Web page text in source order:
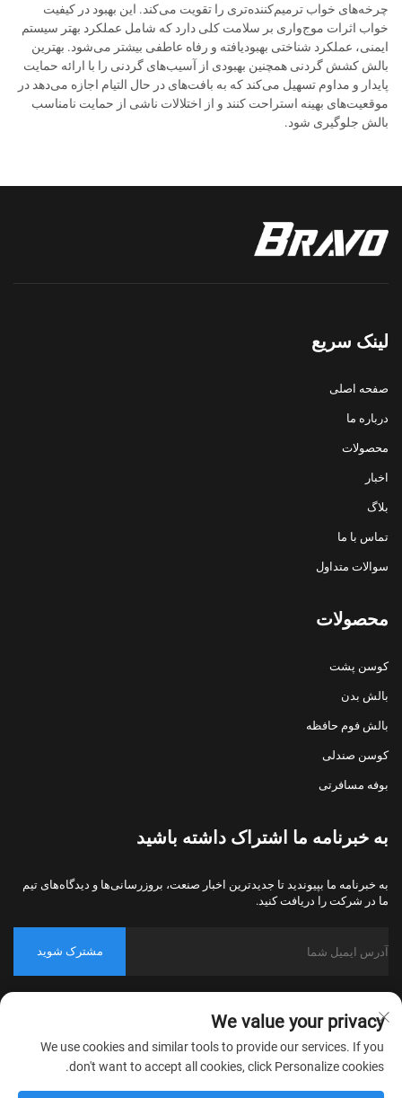
چرخه‌های خواب ترمیم‌کننده‌تری را تقویت می‌کند. این بهبود در کیفیت
خواب اثرات موج‌واری بر سلامت کلی دارد که شامل عملکرد بهتر سیستم
ایمنی، عملکرد شناختی بهبودیافته و رفاه عاطفی بیشتر می‌شود. بهترین
بالش کشش گردنی همچنین بهبودی از آسیب‌های گردنی را با ارائه حمایت
پایدار و مداوم تسهیل می‌کند که به بافت‌های در حال التیام اجازه می‌دهد در
موقعیت‌های بهینه استراحت کنند و از اختلالات ناشی از حمایت نامناسب
بالش جلوگیری شود.
لینک سریع
صفحه اصلی
درباره ما
محصولات
اخبار
بلاگ
تماس با ما
سوالات متداول
محصولات
کوسن پشت
بالش بدن
بالش فوم حافظه
کوسن صندلی
بوفه مسافرتی
به خبرنامه ما اشتراک داشته باشید
به خبرنامه ما بپیوندید تا جدیدترین اخبار صنعت، بروزرسانی‌ها و دیدگاه‌های تیم
ما در شرکت را دریافت کنید.
مشترک شوید
حقوق محفوظ است.
سیاست حریم خصوصی
We value your privacy
We use cookies and similar tools to provide our services. If you
don't want to accept all cookies, click Personalize cookies.